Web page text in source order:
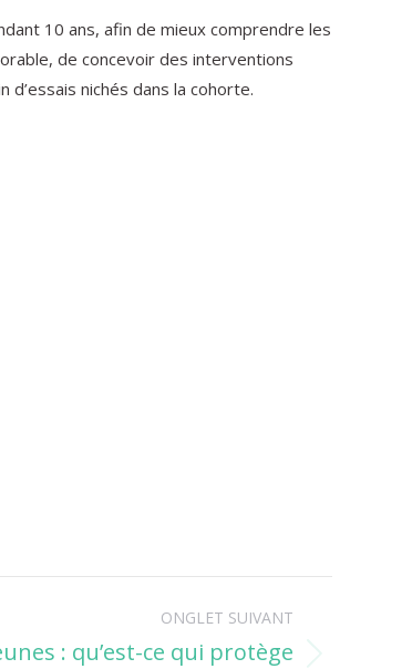
10 ans, afin de mieux comprendre les
de concevoir des interventions
nichés dans la cohorte.
ONGLET SUIVANT
: qu’est-ce qui protège